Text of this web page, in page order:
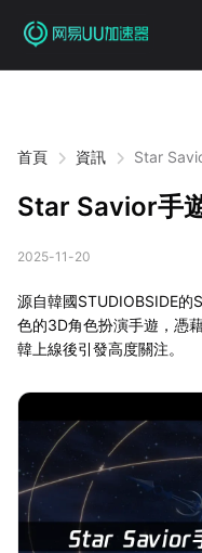
首頁 資訊 Star
Star Savior手
2025-11-20
源自韓國STUDIOBSIDE
色的3D角色扮演手遊，憑
韓上線後引發高度關注。